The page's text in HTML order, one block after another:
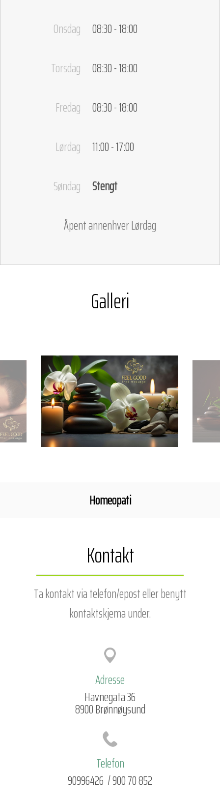
Onsdag
08:30 - 18:00
Torsdag
08:30 - 18:00
Fredag
08:30 - 18:00
Lørdag
11:00 - 17:00
Søndag
Stengt
Åpent annenhver Lørdag
Galleri
Homeopati
Kontakt
Ta kontakt via telefon/eposteller benytt
kontaktskjema under.
Adresse
Havnegata 36
8900 Brønnøysund
Telefon
90996426 / 900 70 852